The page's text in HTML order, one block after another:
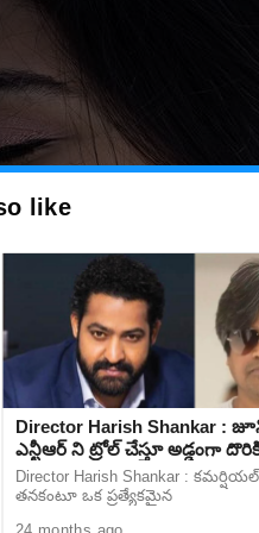
like
Director Harish Shankar :
ఎన్టీఆర్ ని ట్రోల్ చేస్తూ అడ్డంగా
డైరెక్టర్ హరీష్ శంకర్..
Director Harish Shankar :
తనకంటూ ఒక ప్రత్యేకమైన